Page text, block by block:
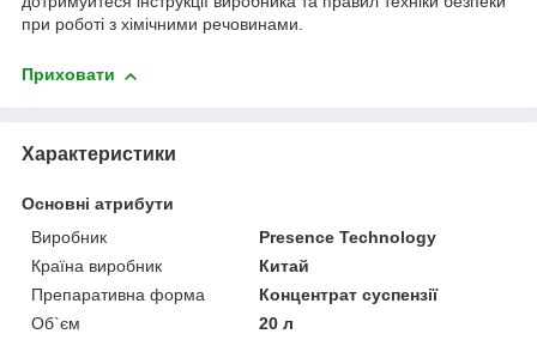
при роботі з хімічними речовинами.
Приховати
Характеристики
Основні атрибути
Виробник
Presence Technology
Країна виробник
Китай
Препаративна форма
Концентрат суспензії
Об`єм
20 л